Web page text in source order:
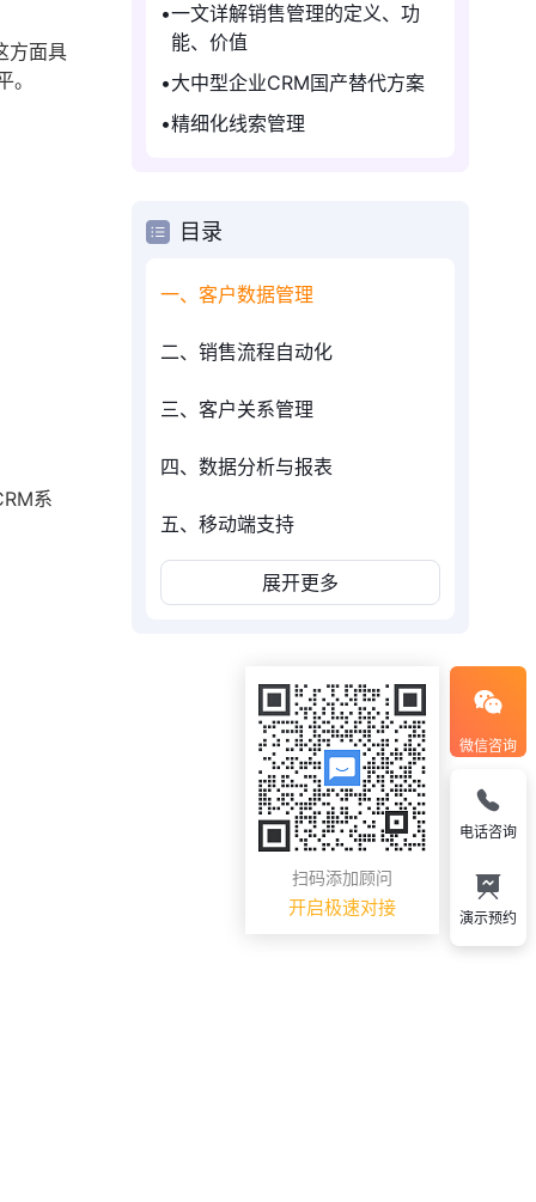
方面具
系
一文详解销售管理的定义、功
能、价值
大中型企业CRM国产替代方案
精细化线索管理
目录
一、客户数据管理
二、销售流程自动化
三、客户关系管理
四、数据分析与报表
五、移动端支持
展开更多
微信咨询
扫码添加顾问
开启极速对接
电话咨询
演示预约